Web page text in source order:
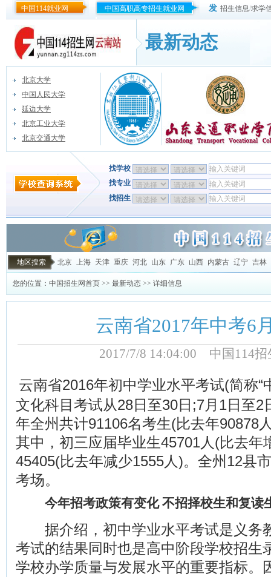
中国114就业网 中国高职高专招生就业网 发 招生信息/求学
最新动态
北京大学
中国人民大学
延边大学
北京工业大学
北京交通大学
找学校
找专业
找招生
地区搜索 北京 上海 天津 重庆 河北 山东 广东 山西 内蒙古 辽宁 吉林
您的位置： 中国招生网首页 >> 最新动态 >> 详细信息
云南省2017年中考6
2017/7/8 14:04:00 中国114招
云南省2016年初中学业水平考试(简称“
文化科目考试从28日至30日;7月1日至2
年全州共计91106名考生(比去年90878
其中，初三应届毕业生45701人(比去年
45405(比去年减少1555人)。全州12县
考场。
今年招考政策有变化 不招择校生和复读
据介绍，初中学业水平考试是义务
考试的结果同时也是高中阶段学校招生
学校办学质量与发展水平的重要指标。